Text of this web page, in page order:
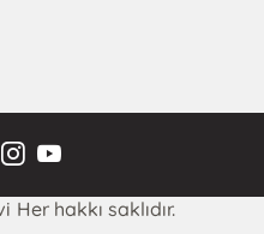
hakkı saklıdır.